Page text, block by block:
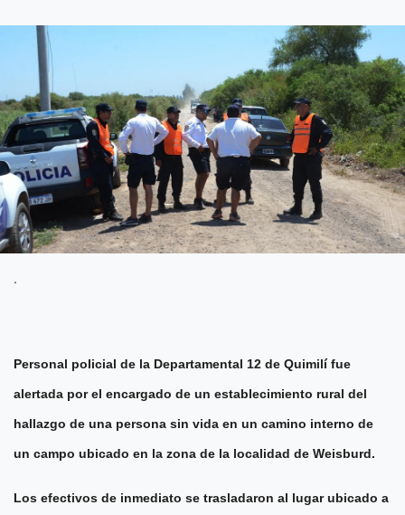
.
Personal policial de la Departamental 12 de Quimilí fue
alertada por el encargado de un establecimiento rural del
hallazgo de una persona sin vida en un camino interno de
un campo ubicado en la zona de la localidad de Weisburd.
Los efectivos de inmediato se trasladaron al lugar ubicado a